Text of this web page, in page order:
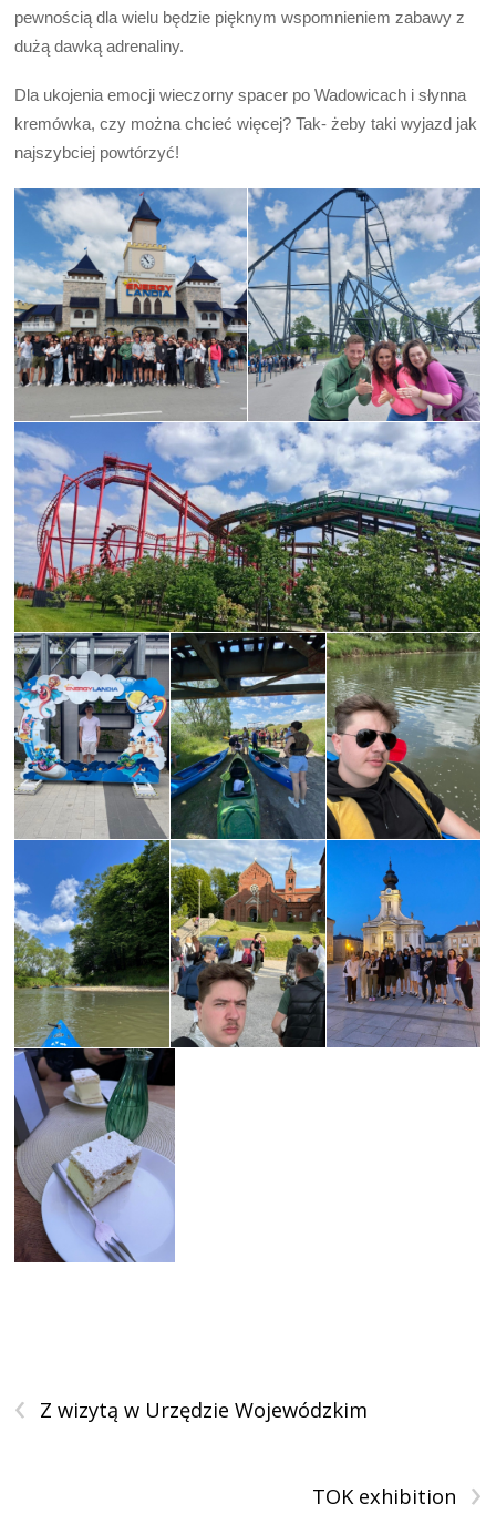
pewnością dla wielu będzie pięknym wspomnieniem zabawy z
dużą dawką adrenaliny.
Dla ukojenia emocji wieczorny spacer po Wadowicach i słynna
kremówka, czy można chcieć więcej? Tak- żeby taki wyjazd jak
najszybciej powtórzyć!
‹ Z wizytą w Urzędzie Wojewódzkim
›
TOK exhibition